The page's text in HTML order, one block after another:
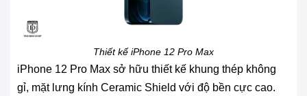
Thiết kế iPhone 12 Pro Max
iPhone 12 Pro Max sở hữu thiết kế khung thép không
gỉ, mặt lưng kính Ceramic Shield với độ bền cực cao.